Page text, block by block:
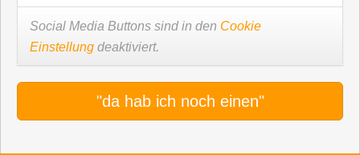
Social Media Buttons sind in den Cookie
Einstellung deaktiviert.
"da hab ich noch einen"